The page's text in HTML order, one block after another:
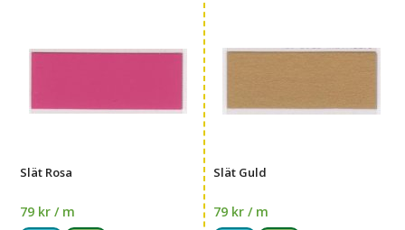
Slät Rosa
79 kr / m
Slät Guld
79 kr / m